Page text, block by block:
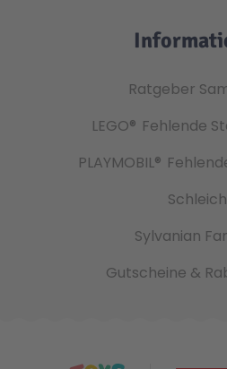
Ratgeber
LEGO® Fehlende
PLAYMOBIL®
Sylvanian
Gutscheine &